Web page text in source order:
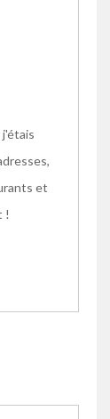
j'étais
et
!